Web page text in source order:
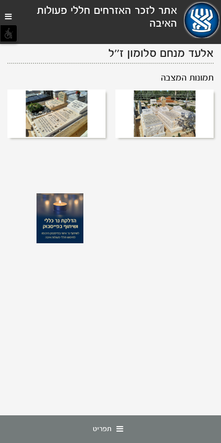
תפריט
נגישות
אתר לזכר האזרחים חללי פעולות
האיבה
אלעד מנחם סלומון ז''ל
תמונות המצבה
תפריט